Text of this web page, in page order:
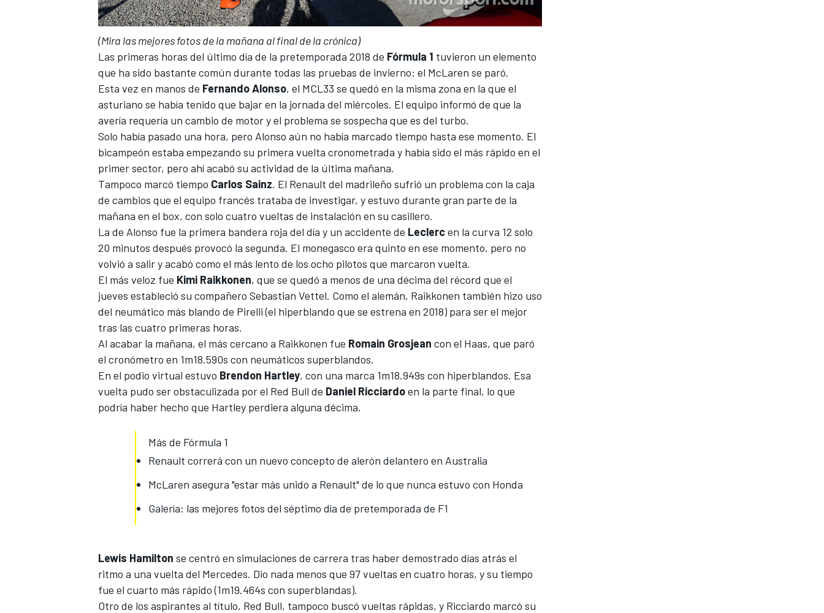
MÁS CATEGORÍAS
(Mira las mejores fotos de la mañana al final de la crónica)
Las primeras horas del último día de la pretemporada 2018 de Fórmula 1 tuvieron un elemento
que ha sido bastante común durante todas las pruebas de invierno: el McLaren se paró.
Esta vez en manos de Fernando Alonso, el MCL33 se quedó en la misma zona en la que el
asturiano se había tenido que bajar en la jornada del miércoles. El equipo informó de que la
avería requería un cambio de motor y el problema se sospecha que es del turbo.
Solo había pasado una hora, pero Alonso aún no había marcado tiempo hasta ese momento. El
bicampeón estaba empezando su primera vuelta cronometrada y había sido el más rápido en el
primer sector, pero ahí acabó su actividad de la última mañana.
Tampoco marcó tiempo Carlos Sainz. El Renault del madrileño sufrió un problema con la caja
de cambios que el equipo francés trataba de investigar, y estuvo durante gran parte de la
mañana en el box, con solo cuatro vueltas de instalación en su casillero.
La de Alonso fue la primera bandera roja del día y un accidente de Leclercen la curva 12 solo
20 minutos después provocó la segunda. El monegasco era quinto en ese momento, pero no
volvió a salir y acabó como el más lento de los ocho pilotos que marcaron vuelta.
El más veloz fue Kimi Raikkonen, que se quedó a menos de una décima del récord que el
jueves estableció su compañero Sebastian Vettel. Como el alemán, Raikkonen también hizo uso
del neumático más blando de Pirelli (el hiperblando que se estrena en 2018) para ser el mejor
tras las cuatro primeras horas.
Al acabar la mañana, el más cercano a Raikkonen fue Romain Grosjean con el Haas, que paró
el cronómetro en 1m18.590s con neumáticos superblandos.
En el podio virtual estuvo Brendon Hartley, con una marca 1m18.949s con hiperblandos. Esa
vuelta pudo ser obstaculizada por el Red Bull de Daniel Ricciardoen la parte final, lo que
podría haber hecho que Hartley perdiera alguna décima.
Más de Fórmula 1
Renault correrá con un nuevo concepto de alerón delantero en Australia
McLaren asegura "estar más unido a Renault" de lo que nunca estuvo con Honda
Galería: las mejores fotos del séptimo día de pretemporada de F1
Lewis Hamilton se centró en simulaciones de carrera tras haber demostrado días atrás el
ritmo a una vuelta del Mercedes. Dio nada menos que 97 vueltas en cuatro horas, y su tiempo
fue el cuarto más rápido (1m19.464s con superblandas).
Otro de los aspirantes al título, Red Bull, tampoco buscó vueltas rápidas, y Ricciardo marcó su